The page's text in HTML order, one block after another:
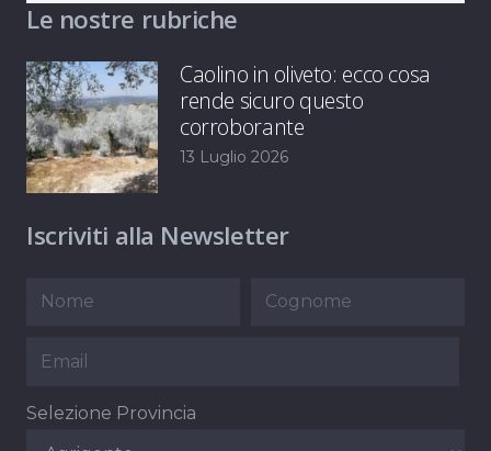
Le nostre rubriche
Caolino in oliveto: ecco cosa
rende sicuro questo
corroborante
13 Luglio 2026
Iscriviti alla Newsletter
Selezione Provincia